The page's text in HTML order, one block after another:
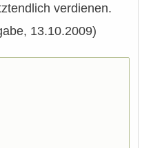
verdienen.
13.10.2009)